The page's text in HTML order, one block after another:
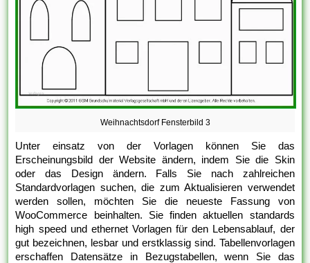
Weihnachtsdorf Fensterbild 3
Unter einsatz von der Vorlagen können Sie das
Erscheinungsbild der Website ändern, indem Sie die Skin
oder das Design ändern. Falls Sie nach zahlreichen
Standardvorlagen suchen, die zum Aktualisieren verwendet
werden sollen, möchten Sie die neueste Fassung von
WooCommerce beinhalten. Sie finden aktuellen standards
high speed und ethernet Vorlagen für den Lebensablauf, der
gut bezeichnen, lesbar und erstklassig sind. Tabellenvorlagen
erschaffen Datensätze in Bezugstabellen, wenn Sie das